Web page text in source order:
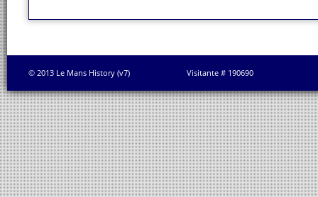
© 2013 Le Mans History (v7) Visitante # 190690